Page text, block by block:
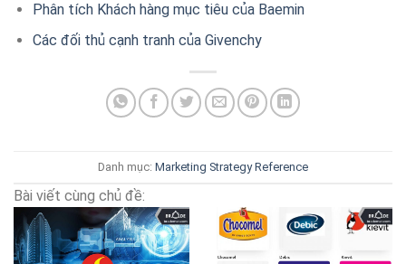
Phân tích Khách hàng mục tiêu của Baemin
Các đối thủ cạnh tranh của Givenchy
Danh mục: Marketing Strategy Reference
Bài viết cùng chủ đề: